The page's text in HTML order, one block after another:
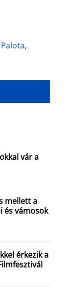
,
vár a
mellett a
és vámosok
érkezik a